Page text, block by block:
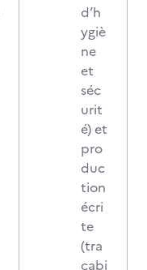
d’h
ygiè
ne
et
séc
urit
é) et
pro
duc
tion
écri
te
(tra
çabi